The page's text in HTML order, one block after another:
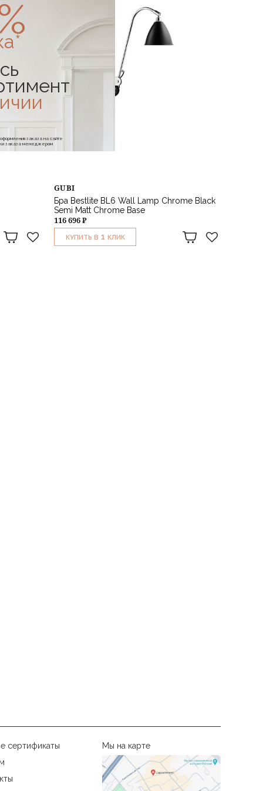
GUBI
Бра Bestlite BL6 Wall Lamp Chrome Black
Semi Matt Chrome Base
116 696 ₽
КУПИТЬ В 1 КЛИК
заказа на сайте
заказа менеджером
Мы на карте
сертификаты